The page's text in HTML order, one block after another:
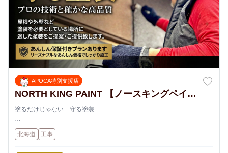
APOCA特別支援店
NORTH KING PAINT 【ノースキングペイン
ト】
塗るだけじゃない 守る塗装
あんしん保証付きプランあります
リーズナブルなあんしん価格でしっかり施工
北海道 工事